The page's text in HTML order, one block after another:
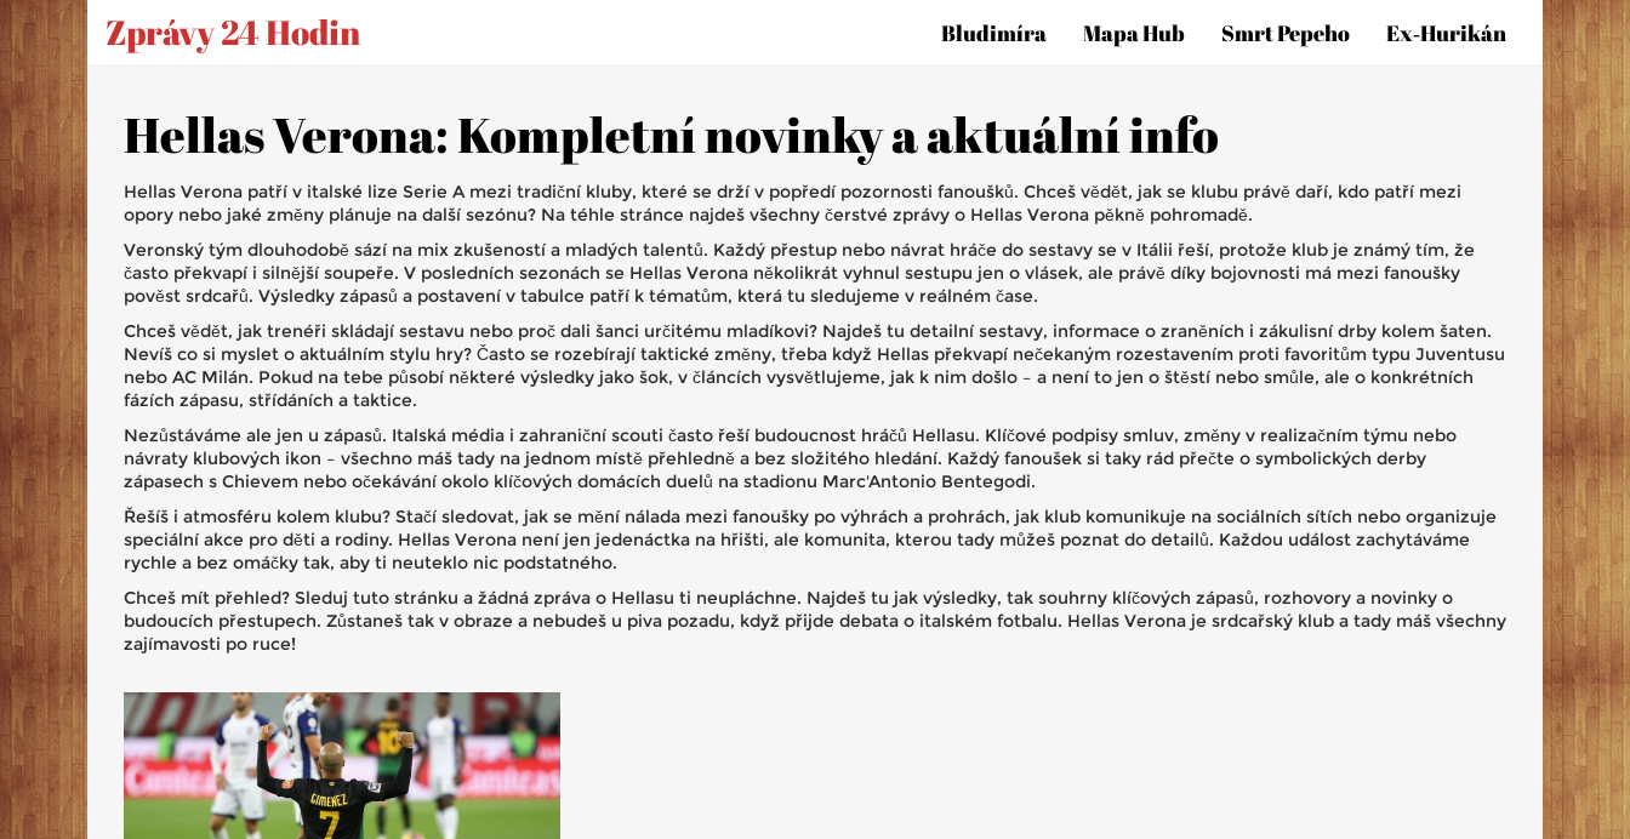
Zprávy 24 Hodin Bludimíra Mapa Hub Smrt Pepeho Ex‑hurikán
Hellas Verona: Kompletní novinky a aktuální info
Hellas Verona patří v italské lize Serie A mezi tradiční kluby, které se drží v popředí pozornosti fanoušků. Chceš vědět, jak se klubu právě daří, kdo patří mezi
opory nebo jaké změny plánuje na další sezónu? Na téhle stránce najdeš všechny čerstvé zprávy o Hellas Verona pěkně pohromadě.
Veronský tým dlouhodobě sází na mix zkušeností a mladých talentů. Každý přestup nebo návrat hráče do sestavy se v Itálii řeší, protože klub je známý tím, že
často překvapí i silnější soupeře. V posledních sezonách se Hellas Verona několikrát vyhnul sestupu jen o vlásek, ale právě díky bojovnosti má mezi fanoušky
pověst srdcařů. Výsledky zápasů a postavení v tabulce patří k tématům, která tu sledujeme v reálném čase.
Chceš vědět, jak trenéři skládají sestavu nebo proč dali šanci určitému mladíkovi? Najdeš tu detailní sestavy, informace o zraněních i zákulisní drby kolem šaten.
Nevíš co si myslet o aktuálním stylu hry? Často se rozebírají taktické změny, třeba když Hellas překvapí nečekaným rozestavením proti favoritům typu Juventusu
nebo AC Milán. Pokud na tebe působí některé výsledky jako šok, v článcích vysvětlujeme, jak k nim došlo – a není to jen o štěstí nebo smůle, ale o konkrétních
fázích zápasu, střídáních a taktice.
Nezůstáváme ale jen u zápasů. Italská média i zahraniční scouti často řeší budoucnost hráčů Hellasu. Klíčové podpisy smluv, změny v realizačním týmu nebo
návraty klubových ikon – všechno máš tady na jednom místě přehledně a bez složitého hledání. Každý fanoušek si taky rád přečte o symbolických derby
zápasech s Chievem nebo očekávání okolo klíčových domácích duelů na stadionu Marc'Antonio Bentegodi.
Řešíš i atmosféru kolem klubu? Stačí sledovat, jak se mění nálada mezi fanoušky po výhrách a prohrách, jak klub komunikuje na sociálních sítích nebo organizuje
speciální akce pro děti a rodiny. Hellas Verona není jen jedenáctka na hřišti, ale komunita, kterou tady můžeš poznat do detailů. Každou událost zachytáváme
rychle a bez omáčky tak, aby ti neuteklo nic podstatného.
Chceš mít přehled? Sleduj tuto stránku a žádná zpráva o Hellasu ti neupláchne. Najdeš tu jak výsledky, tak souhrny klíčových zápasů, rozhovory a novinky o
budoucích přestupech. Zůstaneš tak v obraze a nebudeš u piva pozadu, když přijde debata o italském fotbalu. Hellas Verona je srdcařský klub a tady máš všechny
zajímavosti po ruce!